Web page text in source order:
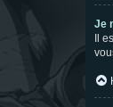
Je
Il